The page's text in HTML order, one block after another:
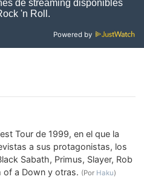
Powered by
Tour de 1999, en el que la
a sus protagonistas, los
Sabath, Primus, Slayer, Rob
of a Down y otras. (Por Haku)